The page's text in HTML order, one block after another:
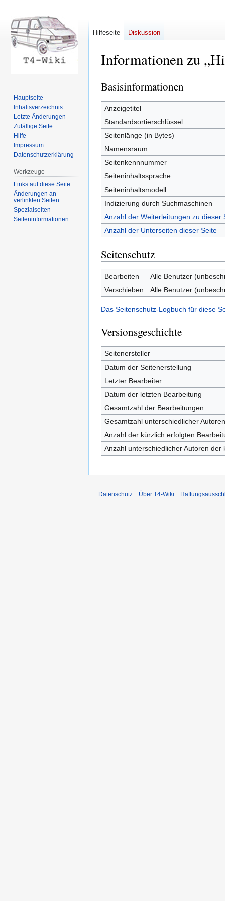
Informationen zu
Zur
Navigation
springen
Zur
Suche
springen
Basisinformationen
Anzeigetitel
Standardsortierschlüssel
Seitenlänge (in Bytes)
Namensraum
Seitenkennnummer
Seiteninhaltssprache
Seiteninhaltsmodell
Indizierung durch Suchmaschinen
Anzahl der Weiterleitungen zu dieser
Anzahl der Unterseiten dieser Seite
Seitenschutz
Bearbeiten
Alle Benutzer
Verschieben
Alle Benutzer
Das Seitenschutz-Logbuch für diese
Versionsgeschichte
Seitenersteller
Datum der Seitenerstellung
Letzter Bearbeiter
Datum der letzten Bearbeitung
Gesamtzahl der Bearbeitungen
Gesamtzahl unterschiedlicher Autoren
Anzahl der kürzlich erfolgten
Anzahl unterschiedlicher Autoren
Hilfeseite Diskussion
Hauptseite
Inhaltsverzeichnis
Letzte Änderungen
Zufällige Seite
Hilfe
Impressum
Datenschutzerklärung
Werkzeuge
Links auf diese Seite
Änderungen an
verlinkten Seiten
Spezialseiten
Seiten­informationen
Datenschutz Über T4-Wiki